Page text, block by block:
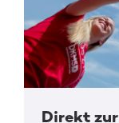
Direkt